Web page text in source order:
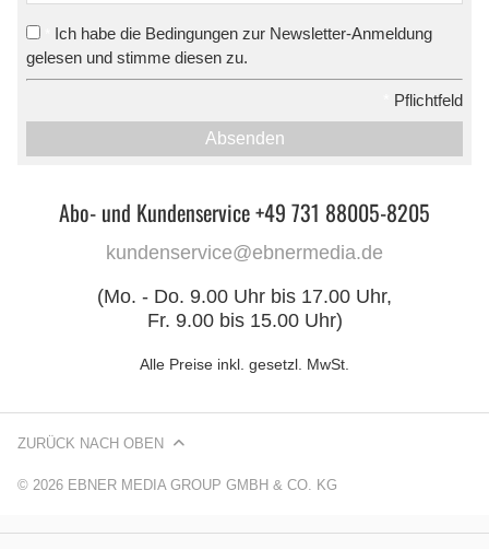
Ich habe die Bedingungen zur Newsletter-Anmeldung
gelesen und stimme diesen zu.
Pflichtfeld
Absenden
Abo- und Kundenservice +49 731 88005-8205
kundenservice@ebnermedia.de
(Mo. - Do. 9.00 Uhr bis 17.00 Uhr,
Fr. 9.00 bis 15.00 Uhr)
Alle Preise inkl. gesetzl. MwSt.
© 2026 EBNER MEDIA GROUP GMBH & CO. KG
ZURÜCK NACH OBEN